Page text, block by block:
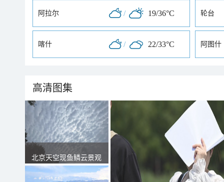
阿拉尔 / 19/36°C 轮台
喀什 / 22/33°C 阿图什
高清图集
北京天空现鱼鳞云景观